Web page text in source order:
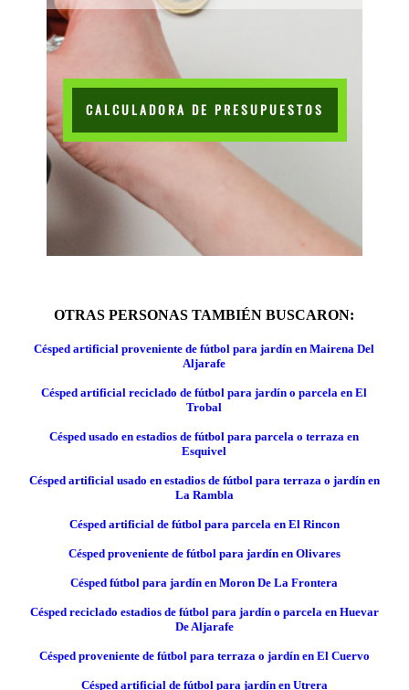
CALCULADORA DE PRESUPUESTOS
OTRAS PERSONAS TAMBIÉN BUSCARON:
Césped artificial proveniente de fútbol para jardín en Mairena Del
Aljarafe
Césped artificial reciclado de fútbol para jardín o parcela en El
Trobal
Césped usado en estadios de fútbol para parcela o terraza en
Esquivel
Césped artificial usado en estadios de fútbol para terraza o jardín en
La Rambla
Césped artificial de fútbol para parcela en El Rincon
Césped proveniente de fútbol para jardín en Olivares
Césped fútbol para jardín en Moron De La Frontera
Césped reciclado estadios de fútbol para jardín o parcela en Huevar
De Aljarafe
Césped proveniente de fútbol para terraza o jardín en El Cuervo
Césped artificial de fútbol para jardín en Utrera